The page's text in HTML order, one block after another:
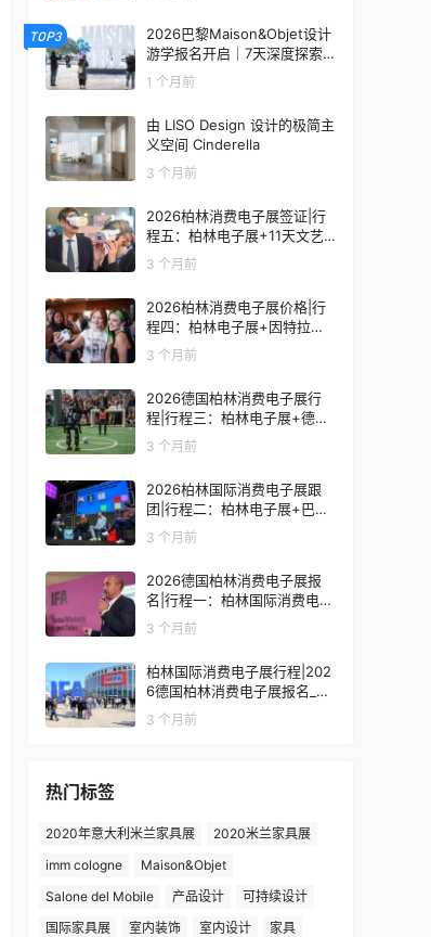
TOP3
2026巴黎Maison&Objet设计
游学报名开启｜7天深度探索
全球家居设计趋势
1 个月前
由 LISO Design 设计的极简主
义空间 Cinderella
3 个月前
2026柏林消费电子展签证|行
程五：柏林电子展+11天文艺
复兴之旅
3 个月前
2026柏林消费电子展价格|行
程四：柏林电子展+因特拉肯1
0天浪漫之旅
3 个月前
2026德国柏林消费电子展行
程|行程三：柏林电子展+德国
9天人文之旅
3 个月前
2026柏林国际消费电子展跟
团|行程二：柏林电子展+巴黎
8天艺术之旅
3 个月前
2026德国柏林消费电子展报
名|行程一：柏林国际消费电子
展观展7天
3 个月前
柏林国际消费电子展行程|202
6德国柏林消费电子展报名_价
格_门票_签证
3 个月前
热门标签
2020年意大利米兰家具展
2020米兰家具展
imm cologne
Maison&Objet
Salone del Mobile
产品设计
可持续设计
国际家具展
室内装饰 室内设计
家具